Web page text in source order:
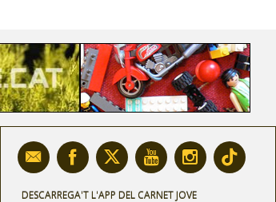
DESCARREGA'T L'APP DEL CARNET JOVE